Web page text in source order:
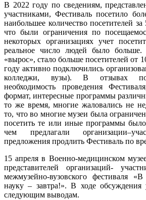
В 2022 году по сведениям,
участниками, Фестиваль посетило
наибольшее количество посетителей
что были ограничения по
некоторых организациях учет
реальное число людей было больше.
«вырос», стало больше посетителей от
году активно подключились
колледжи, вузы). В отзывах
необходимость проведения
формат, интересные программы
то же время, многие жаловались не
то, что во многие музеи была
посетить те или иные программы было
чем предлагали
предложения продлить Фестиваль по
15 апреля в Военно-медицинском
представителей организаций-
межмузейно-вузовского фестиваля
науку – завтра!». В ходе
следующим выводам.